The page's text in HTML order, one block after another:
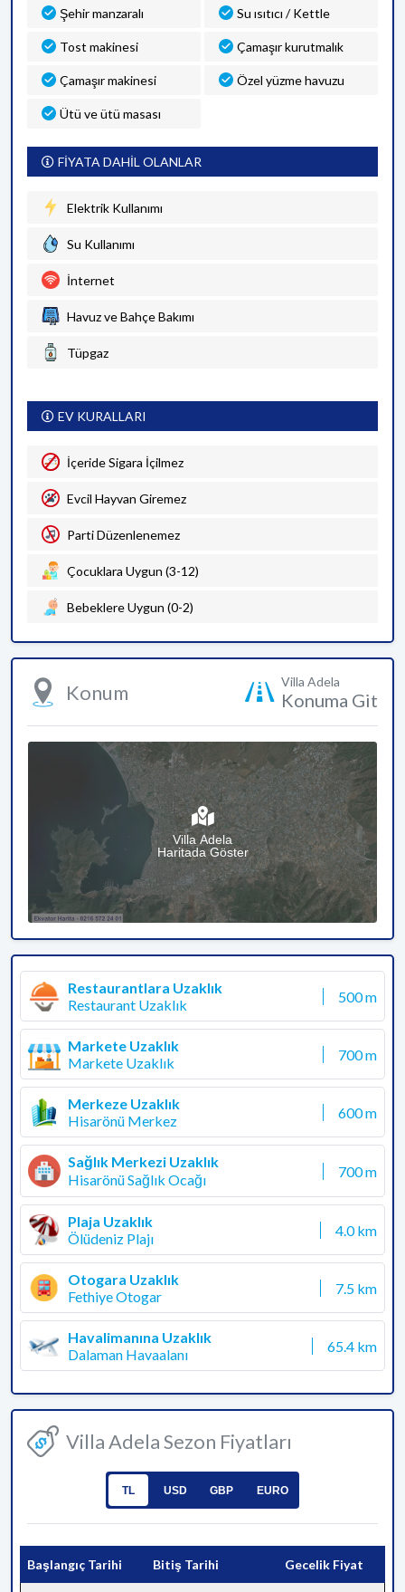
Şehir manzaralı Su ısıtıcı / Kettle
Tost makinesi Çamaşır kurutmalık
Çamaşır makinesi Özel yüzme havuzu
Ütü ve ütü masası
FİYATA DAHİL OLANLAR
Elektrik Kullanımı
Su Kullanımı
İnternet
Havuz ve Bahçe Bakımı
Tüpgaz
EV KURALLARI
İçeride Sigara İçilmez
Evcil Hayvan Giremez
Parti Düzenlenemez
Çocuklara Uygun (3-12)
Bebeklere Uygun (0-2)
Konum Villa Adela
Konuma Git
Villa Adela
Haritada Göster
Restaurantlara Uzaklık
Restaurant Uzaklık
500 m
Markete Uzaklık
Markete Uzaklık
700 m
Merkeze Uzaklık
Hisarönü Merkez
600 m
Sağlık Merkezi Uzaklık
Hisarönü Sağlık Ocağı
700 m
Plaja Uzaklık
Ölüdeniz Plajı
4.0 km
Otogara Uzaklık
Fethiye Otogar
7.5 km
Havalimanına Uzaklık
Dalaman Havaalanı
65.4 km
Villa Adela Sezon Fiyatları
TL USD GBP EURO
Başlangıç Tarihi Bitiş Tarihi Gecelik Fiyat